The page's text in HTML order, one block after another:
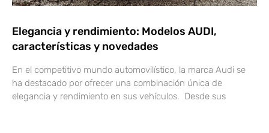
Elegancia y rendimiento: Modelos AUDI,
características y novedades
En el competitivo mundo automovilístico, la marca Audi se
ha destacado por ofrecer una combinación única de
elegancia y rendimiento en sus vehículos. Desde sus